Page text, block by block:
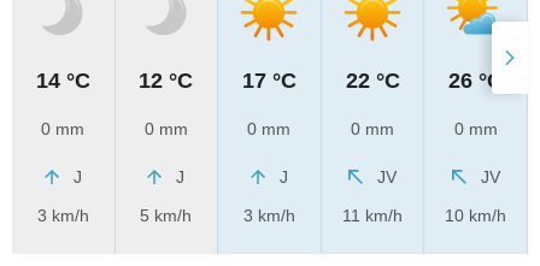
14 °C
0 mm
J
3 km/h
12 °C
0 mm
J
5 km/h
17 °C
0 mm
J
3 km/h
22 °C
0 mm
JV
11 km/h
26 °C
0 mm
JV
10 km/h